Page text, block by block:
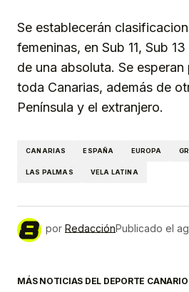
Se establecerán
femeninas, en Sub 11, Sub
de una absoluta. Se
toda Canarias, además de
Península y el extranjero.
CANARIAS ESPAÑA EUROPA
LAS PALMAS VELA LATINA
por RedacciónPublicado el
MÁS NOTICIAS DEL DEPORTE CANARIO